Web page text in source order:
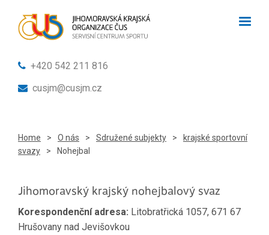
+420 542 211 816
cusjm@cusjm.cz
Home > O nás > Sdružené subjekty >
krajské sportovní
svazy
> Nohejbal
Jihomoravský krajský nohejbalový svaz
Korespondenční adresa: Litobratřická 1057, 671 67
Hrušovany nad Jevišovkou